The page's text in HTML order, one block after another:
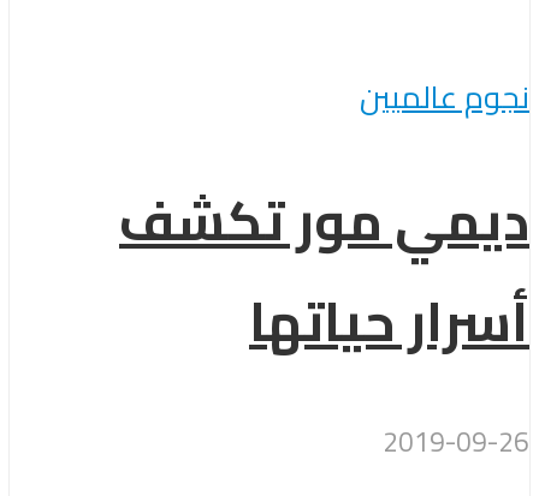
نجوم عالميين
ديمي مور تكشف
أسرار حياتها
2019-09-26